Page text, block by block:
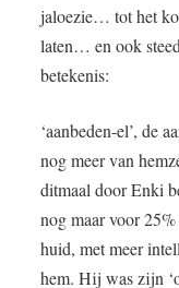
jaloezie… tot het
laten… en ook
betekenis:
‘aanbeden-el’, de
nog meer van
ditmaal door Enki
nog maar voor
huid, met meer
hem. Hij was zijn